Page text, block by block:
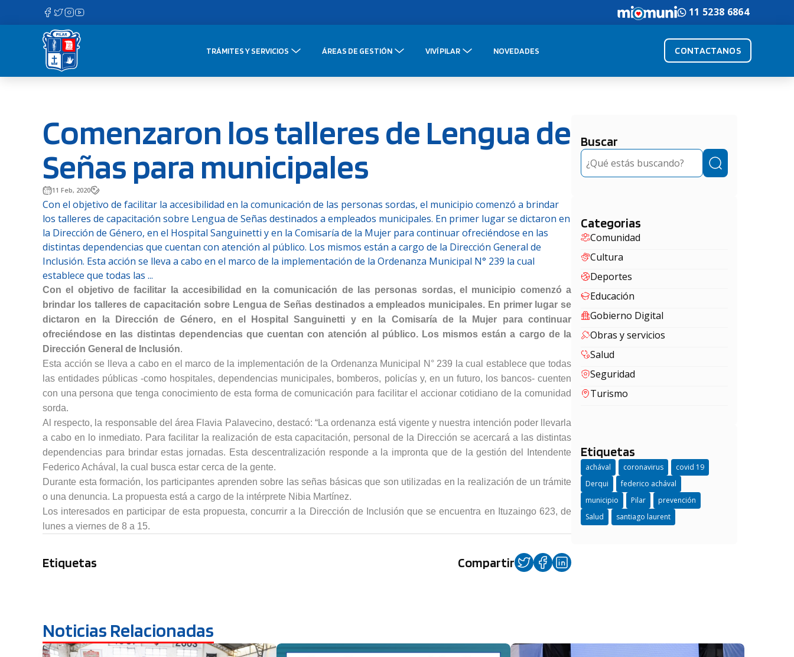
contenido
11 5238 6864
TRÁMITES Y SERVICIOS ÁREAS DE GESTIÓN VIVÍ PILAR NOVEDADES CONTACTANOS
Comenzaron los talleres de Lengua de
Señas para municipales
11 Feb, 2020
Con el objetivo de facilitar la accesibilidad en la comunicación de las personas sordas, el municipio comenzó a brindar
los talleres de capacitación sobre Lengua de Señas destinados a empleados municipales. En primer lugar se dictaron en
la Dirección de Género, en el Hospital Sanguinetti y en la Comisaría de la Mujer para continuar ofreciéndose en las
distintas dependencias que cuentan con atención al público. Los mismos están a cargo de la Dirección General de
Inclusión. Esta acción se lleva a cabo en el marco de la implementación de la Ordenanza Municipal N° 239 la cual
establece que todas las ...
Con el objetivo de facilitar la accesibilidad en la comunicación de las personas sordas, el municipio comenzó a
brindar los talleres de capacitación sobre Lengua de Señas destinados a empleados municipales. En primer lugar se
dictaron en la Dirección de Género, en el Hospital Sanguinetti y en la Comisaría de la Mujer para continuar
ofreciéndose en las distintas dependencias que cuentan con atención al público. Los mismos están a cargo de la
Dirección General de Inclusión.
Esta acción se lleva a cabo en el marco de la implementación de la Ordenanza Municipal N° 239 la cual establece que todas
las entidades públicas -como hospitales, dependencias municipales, bomberos, policías y, en un futuro, los bancos- cuenten
con una persona que tenga conocimiento de esta forma de comunicación para facilitar el accionar cotidiano de la comunidad
sorda.
Al respecto, la responsable del área Flavia Palavecino, destacó: “La ordenanza está vigente y nuestra intención poder llevarla
a cabo en lo inmediato. Para facilitar la realización de esta capacitación, personal de la Dirección se acercará a las distintas
dependencias para brindar estas jornadas. Esta descentralización responde a la impronta que de la gestión del Intendente
Federico Achával, la cual busca estar cerca de la gente.
Durante esta formación, los participantes aprenden sobre las señas básicas que son utilizadas en la realización de un trámite
o una denuncia. La propuesta está a cargo de la intérprete Nibia Martínez.
Los interesados en participar de esta propuesta, concurrir a la Dirección de Inclusión que se encuentra en Ituzaingo 623, de
lunes a viernes de 8 a 15.
Etiquetas Compartir
Buscar
Buscar
Categorias
Comunidad
Cultura
Deportes
Educación
Gobierno Digital
Obras y servicios
Salud
Seguridad
Turismo
Etiquetas
achával coronavirus
covid 19
Derqui
federico achával
municipio
Pilar
prevención
Salud
santiago laurent
Noticias Relacionadas